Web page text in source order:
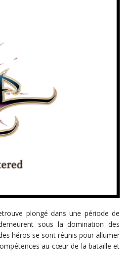
plongé dans une période de
sous la domination des
héros se sont réunis pour allumer
au cœur de la bataille et